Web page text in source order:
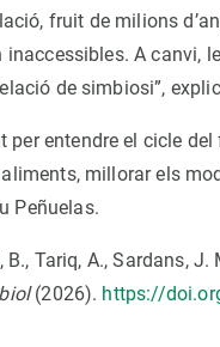
fruit de milions
A canvi,
de simbiosi”,
per entendre el cicle
millorar els
Peñuelas.
Tariq, A., Sardans,
(2026). https://